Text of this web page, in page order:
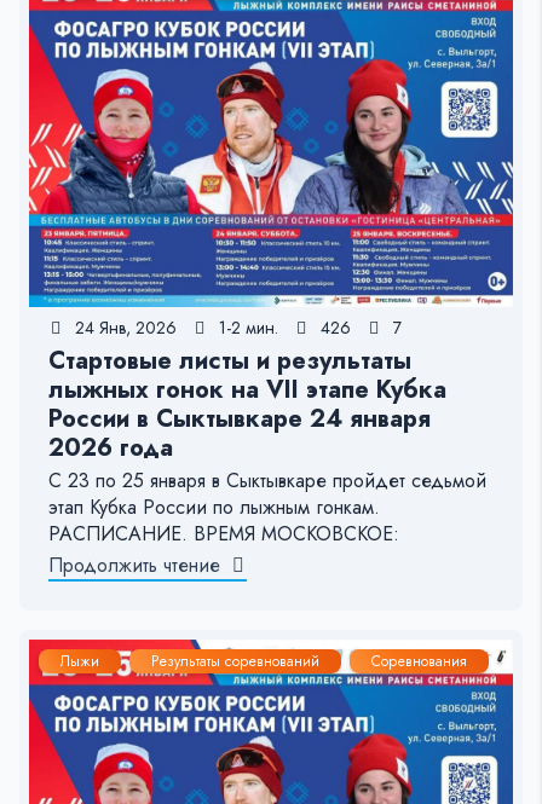
24 Янв, 2026 1-2 мин. 426 7
Стартовые листы и результаты
лыжных гонок на VII этапе Кубка
России в Сыктывкаре 24 января
2026 года
С 23 по 25 января в Сыктывкаре пройдет седьмой
этап Кубка России по лыжным гонкам.
РАСПИСАНИЕ. ВРЕМЯ МОСКОВСКОЕ:
Продолжить чтение
Лыжи Результаты соревнований Соревнования